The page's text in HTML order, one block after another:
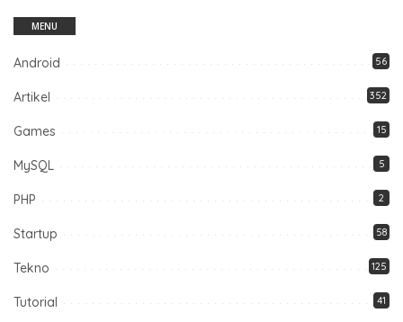
MENU
Android 56
Artikel 352
Games 15
MySQL 5
PHP 2
Startup 58
Tekno 125
Tutorial 41